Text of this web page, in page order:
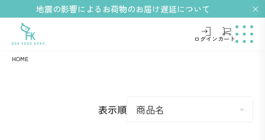
地震の影響によるお荷物のお届け遅延について
ログインカート
HOME
表示順